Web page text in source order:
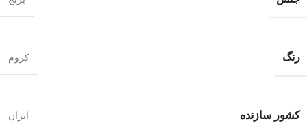
رنگ کروم
کشور سازنده ایران